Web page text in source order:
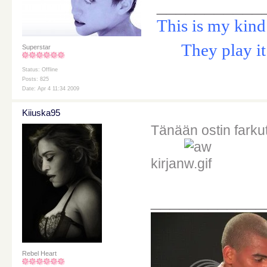
Superstar
Status: Offline
Posts: 825
Date: Apr 4 11:34 2009
This is my
They play it
Kiiuska95
Rebel Heart
Tänään ostin
kirjan